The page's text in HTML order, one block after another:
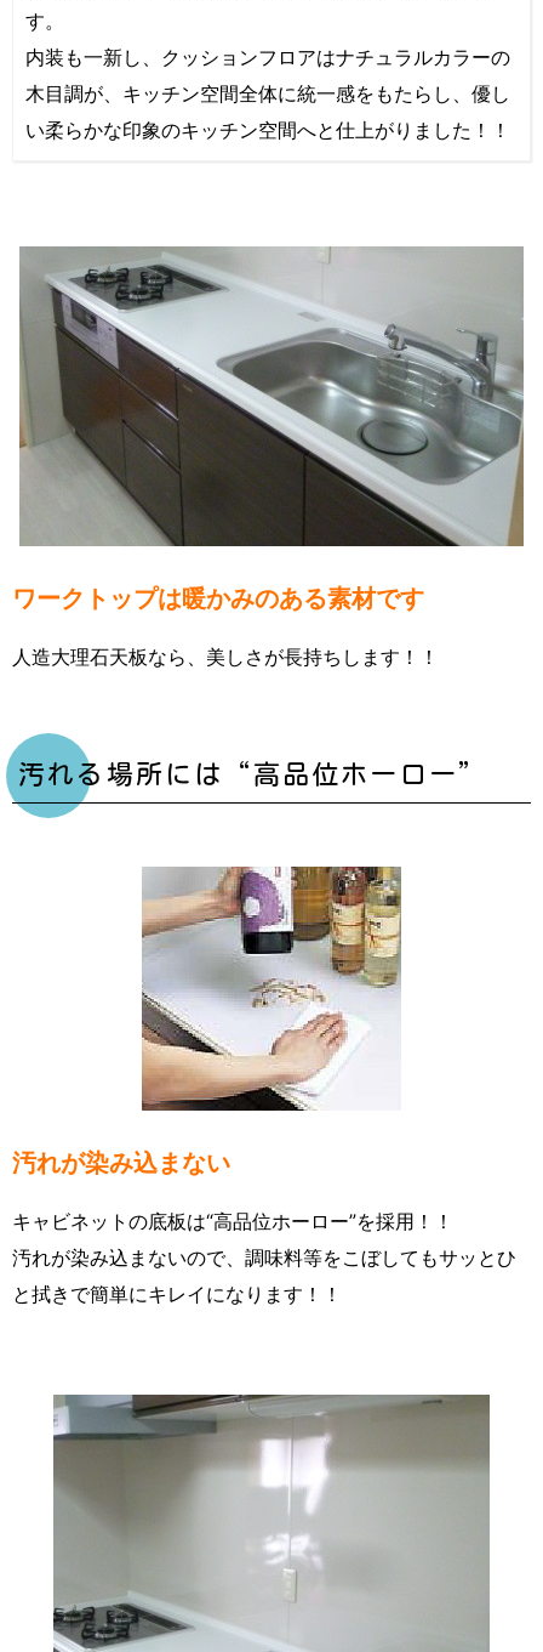
す。
内装も一新し、クッションフロアはナチュラルカラーの
木目調が、キッチン空間全体に統一感をもたらし、優し
い柔らかな印象のキッチン空間へと仕上がりました！！
ワークトップは暖かみのある素材です
人造大理石天板なら、美しさが長持ちします！！
汚れる場所には“高品位ホーロー”
汚れが染み込まない
キャビネットの底板は“高品位ホーロー”を採用！！
汚れが染み込まないので、調味料等をこぼしてもサッとひ
と拭きで簡単にキレイになります！！